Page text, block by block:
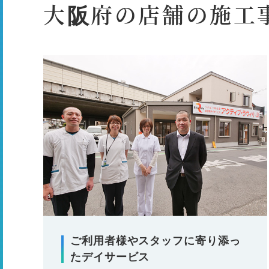
大阪府の店舗の施工
ご利用者様やスタッフに寄り添っ
たデイサービス